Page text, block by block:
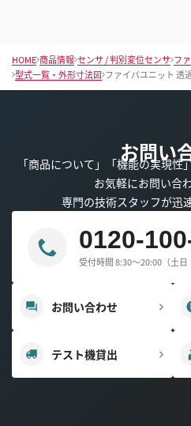
HOME 商品情報 センサ / 判別変位センサ フ
型式一覧・外形寸法図 ファイバユニット 透
お問い
「商品について」「機能の実現性
お気軽にお問い合
専門の技術スタッフが迅
0120-
受付時間 8:30～20:00（土日
お問い合わせ
テスト機貸出